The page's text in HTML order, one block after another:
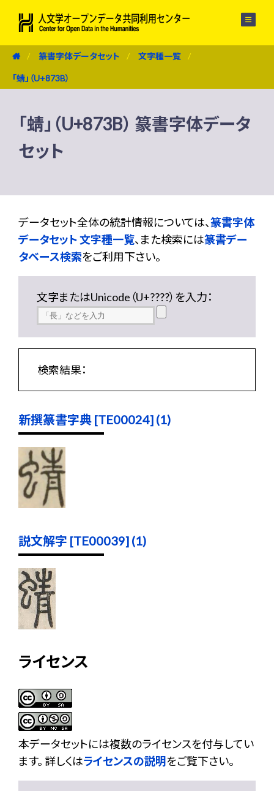
篆書字体データセット 文字種一覧
「蜻」（U+873B）
「蜻」（U+873B） 篆書字体データ
セット
データセット全体の統計情報については、篆書字体
データセット 文字種一覧、また検索には篆書デー
タベース検索をご利用下さい。
文字またはUnicode（U+????）を入力：
検索結果：
新撰篆書字典 [TE00024] (1)
説文解字 [TE00039] (1)
ライセンス
本データセットには複数のライセンスを付与してい
ます。 詳しくはライセンスの説明をご覧下さい。